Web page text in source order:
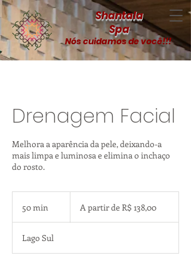
Shantala
Spa
Nós cuidamos de você!!!
Drenagem Facial
Melhora a aparência da pele, deixando-a
mais limpa e luminosa e elimina o inchaço
do rosto.
50 min
i
n
138,00
A partir de R$ 138,00
Lago Sul